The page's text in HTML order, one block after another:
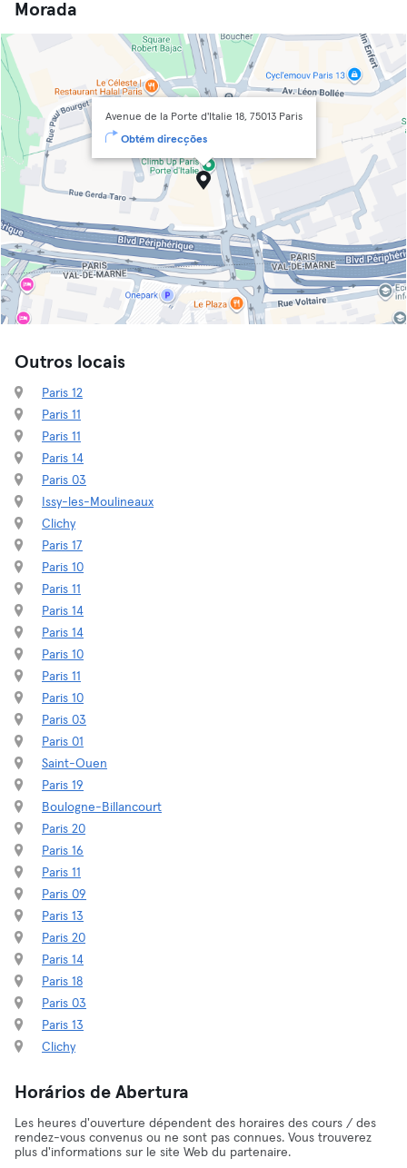
Morada
Avenue de la Porte d'Italie 18, 75013 Paris
Obtém direcções
Outros locais
Paris 12
Paris 11
Paris 11
Paris 14
Paris 03
Issy-les-Moulineaux
Clichy
Paris 17
Paris 10
Paris 11
Paris 14
Paris 14
Paris 10
Paris 11
Paris 10
Paris 03
Paris 01
Saint-Ouen
Paris 19
Boulogne-Billancourt
Paris 20
Paris 16
Paris 11
Paris 09
Paris 13
Paris 20
Paris 14
Paris 18
Paris 03
Paris 13
Clichy
Horários de Abertura
Les heures d'ouverture dépendent des horaires des cours / des
rendez-vous convenus ou ne sont pas connues. Vous trouverez
plus d'informations sur le site Web du partenaire.